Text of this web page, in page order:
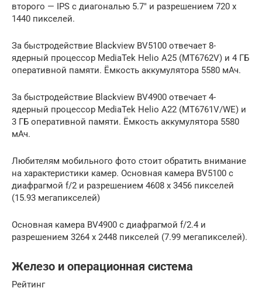
второго — IPS с диагональю 5.7″ и разрешением 720 x
1440 пикселей.
За быстродействие Blackview BV5100 отвечает 8-
ядерный процессор MediaTek Helio A25 (MT6762V) и 4 ГБ
оперативной памяти. Ёмкость аккумулятора 5580 мАч.
За быстродействие Blackview BV4900 отвечает 4-
ядерный процессор MediaTek Helio A22 (MT6761V/WE) и
3 ГБ оперативной памяти. Ёмкость аккумулятора 5580
мАч.
Любителям мобильного фото стоит обратить внимание
на характеристики камер. Основная камера BV5100 с
диафрагмой f/2 и разрешением 4608 x 3456 пикселей
(15.93 мегапикселей)
Основная камера BV4900 с диафрагмой f/2.4 и
разрешением 3264 x 2448 пикселей (7.99 мегапикселей).
Железо и операционная система
Рейтинг